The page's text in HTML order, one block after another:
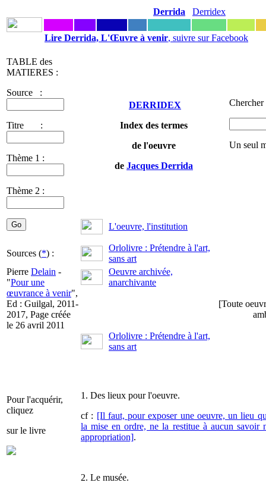
Derrida Derridex
Lire Derrida, L'Œuvre à venir, suivre sur Facebook
TABLE des
MATIERES :
Source :
Titre :
Thème 1 :
Thème 2 :
DERRIDEX
Index des termes
de l'oeuvre
de Jacques Derrida
Un seul
L'oeuvre, l'institution
Sources (*) :
Orlolivre : Prétendre à l'art,
sans art
Pierre Delain -
"Pour une
œuvrance à venir",
Ed : Guilgal, 2011-
2017, Page créée
le 26 avril 2011
Oeuvre archivée,
anarchivante
[Toute
Orlolivre : Prétendre à l'art,
sans art
1. Des lieux pour l'oeuvre.
cf : [Il faut, pour exposer une oeuvre, un lieu
la mise en ordre, ne la restitue à aucun savoir
appropriation].
2. Le musée.
Pour l'acquérir,
cliquez
sur le livre